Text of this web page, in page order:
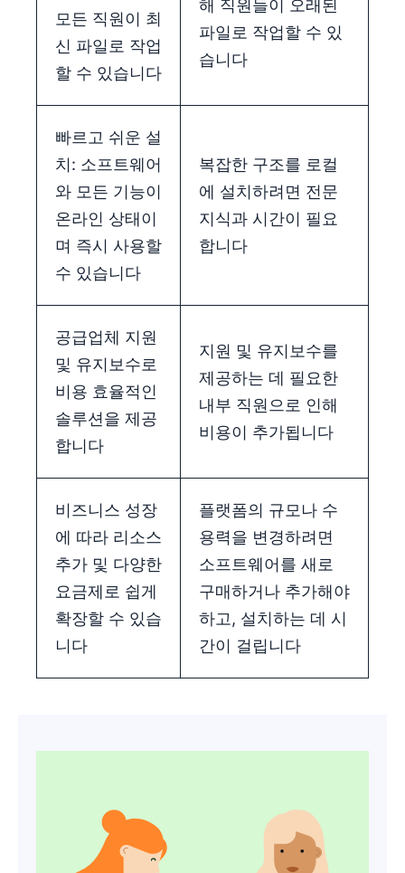
모든 직원이 최
신 파일로 작업
할 수 있습니다
해 직원들이 오래된
파일로 작업할 수 있
습니다
빠르고 쉬운 설
치: 소프트웨어
와 모든 기능이
온라인 상태이
며 즉시 사용할
수 있습니다
복잡한 구조를 로컬
에 설치하려면 전문
지식과 시간이 필요
합니다
공급업체 지원
및 유지보수로
비용 효율적인
솔루션을 제공
합니다
지원 및 유지보수를
제공하는 데 필요한
내부 직원으로 인해
비용이 추가됩니다
비즈니스 성장
에 따라 리소스
추가 및 다양한
요금제로 쉽게
확장할 수 있습
니다
플랫폼의 규모나 수
용력을 변경하려면
소프트웨어를 새로
구매하거나 추가해야
하고, 설치하는 데 시
간이 걸립니다